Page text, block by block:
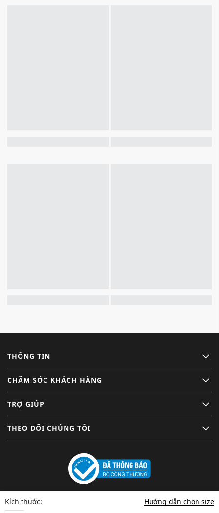
Kích thước: Hướng dẫn chọn size
THÔNG TIN
CHĂM SÓC KHÁCH HÀNG
TRỢ GIÚP
THEO DÕI CHÚNG TÔI